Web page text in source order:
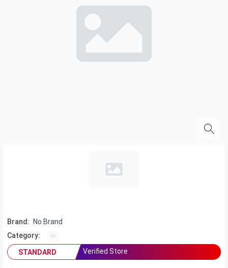
Brand:
No Brand
Category:
STANDARD
Verified Store